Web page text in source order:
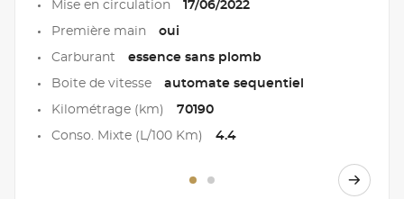
Mise en circulation 17/06/2022
Première main oui
Carburant essence sans plomb
Boite de vitesse automate sequentiel
Kilométrage (km) 70190
Conso. Mixte (L/100 Km) 4.4